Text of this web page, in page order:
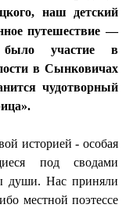
наш детский
путешествие —
было участие в
в Сынковичах
чудотворный
историей - особая
под сводами
души. Нас приняли
местной поэтессе